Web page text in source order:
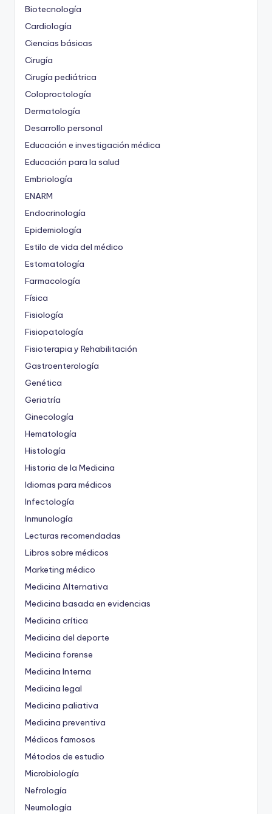
Biotecnología
Cardiología
Ciencias básicas
Cirugía
Cirugía pediátrica
Coloproctología
Dermatología
Desarrollo personal
Educación e investigación médica
Educación para la salud
Embriología
ENARM
Endocrinología
Epidemiología
Estilo de vida del médico
Estomatología
Farmacología
Física
Fisiología
Fisiopatología
Fisioterapia y Rehabilitación
Gastroenterología
Genética
Geriatría
Ginecología
Hematología
Histología
Historia de la Medicina
Idiomas para médicos
Infectología
Inmunología
Lecturas recomendadas
Libros sobre médicos
Marketing médico
Medicina Alternativa
Medicina basada en evidencias
Medicina crítica
Medicina del deporte
Medicina forense
Medicina Interna
Medicina legal
Medicina paliativa
Medicina preventiva
Médicos famosos
Métodos de estudio
Microbiología
Nefrología
Neumología